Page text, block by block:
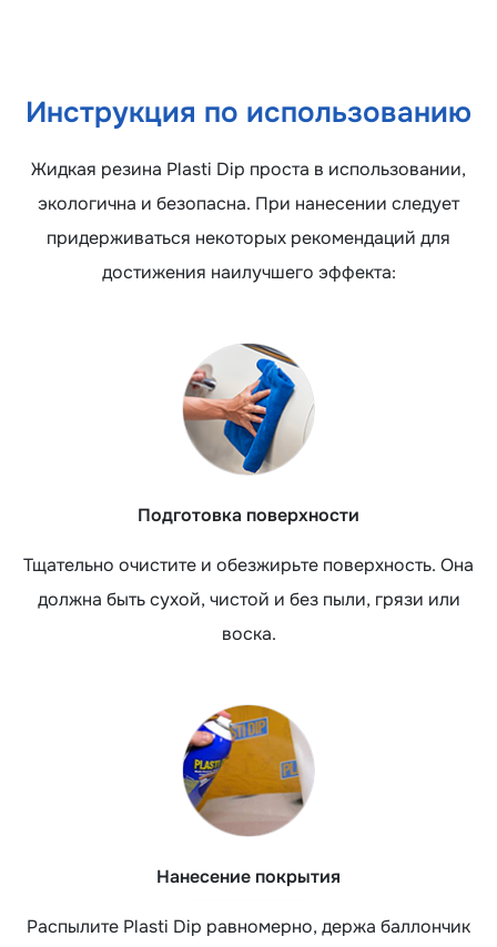
Инструкция по использованию
Жидкая резина Plasti Dip проста в использовании,
экологична и безопасна. При нанесении следует
придерживаться некоторых рекомендаций для
достижения наилучшего эффекта:
Подготовка поверхности
Тщательно очистите и обезжирьте поверхность. Она
должна быть сухой, чистой и без пыли, грязи или
воска.
Нанесение покрытия
Распылите Plasti Dip равномерно, держа баллончик